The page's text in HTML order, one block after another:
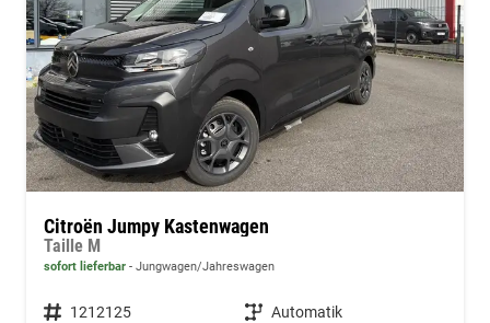
Citroën Jumpy Kastenwagen
Taille M
sofort lieferbar Jungwagen/Jahreswagen
Fahrzeugnummer 1212125 Getriebe Automatik